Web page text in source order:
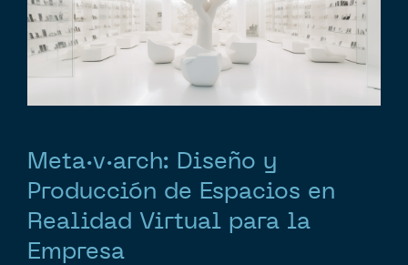
Meta·v·arch: Diseño y
Producción de Espacios en
Realidad Virtual para la
Empresa